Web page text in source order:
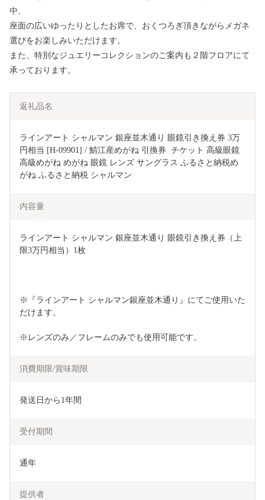
中、
座面の広いゆったりとしたお席で、おくつろぎ頂きながらメガネ
選びをお楽しみいただけます。
また、特別なジュエリーコレクションのご案内も２階フロアにて
承っております。
返礼品名
ラインアート シャルマン 銀座並木通り 眼鏡引き換え券 3万
円相当 [H-09901] / 鯖江産めがね 引換券  チケット 高級眼鏡
高級めがね めがね 眼鏡 レンズ サングラス ふるさと納税め
がね ふるさと納税 シャルマン
内容量
ラインアート シャルマン 銀座並木通り 眼鏡引き換え券（上
限3万円相当）1枚
※『ラインアート シャルマン銀座並木通り』にてご使用いた
だけます。
※レンズのみ／フレームのみでも使用可能です。
消費期限/賞味期限
発送日から1年間
受付期間
通年
提供者